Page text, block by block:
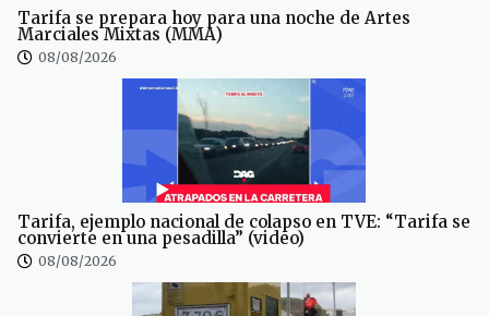
Tarifa se prepara hoy para una noche de Artes
Marciales Mixtas (MMA)
08/08/2026
Tarifa, ejemplo nacional de colapso en TVE: “Tarifa se
convierte en una pesadilla” (video)
08/08/2026